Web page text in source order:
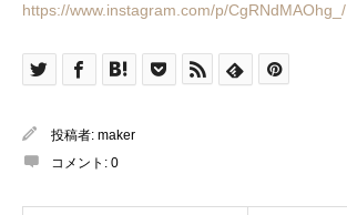
https://www.instagram.com/p/CgRNdMAOhg_/
投稿者: maker
コメント: 0